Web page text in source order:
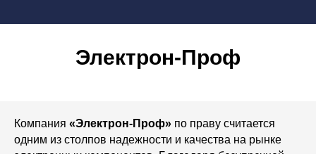
Электрон-Проф
Компания «Электрон-Проф» по праву считается
одним из столпов надежности и качества на рынке